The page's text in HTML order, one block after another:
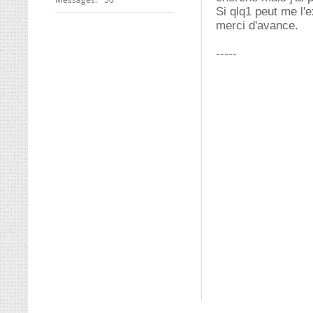
Si qlq1 peut me
merci d'avance.
-----